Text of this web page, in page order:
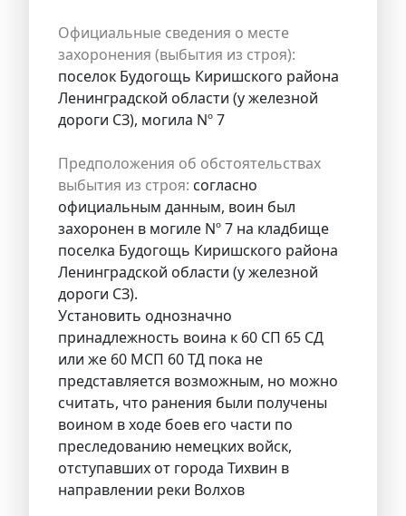
Официальные сведения о месте
захоронения (выбытия из строя):
поселок Будогощь Киришского района
Ленинградской области (у железной
дороги СЗ), могила Nº 7
Предположения об обстоятельствах
выбытия из строя: согласно
официальным данным, воин был
захоронен в могиле Nº 7 на кладбище
поселка Будогощь Киришского района
Ленинградской области (у железной
дороги СЗ).
Установить однозначно
принадлежность воина к 60 СП 65 СД
или же 60 МСП 60 ТД пока не
представляется возможным, но можно
считать, что ранения были получены
воином в ходе боев его части по
преследованию немецких войск,
отступавших от города Тихвин в
направлении реки Волхов